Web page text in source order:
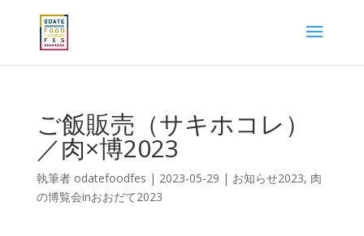
ご飯販売（サキホコレ）
／肉×博2023
執筆者 odatefoodfes | 2023-05-29 | お知らせ2023, 肉
の博覧会inおおだて2023